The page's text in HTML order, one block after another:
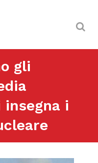
gli
insegna i